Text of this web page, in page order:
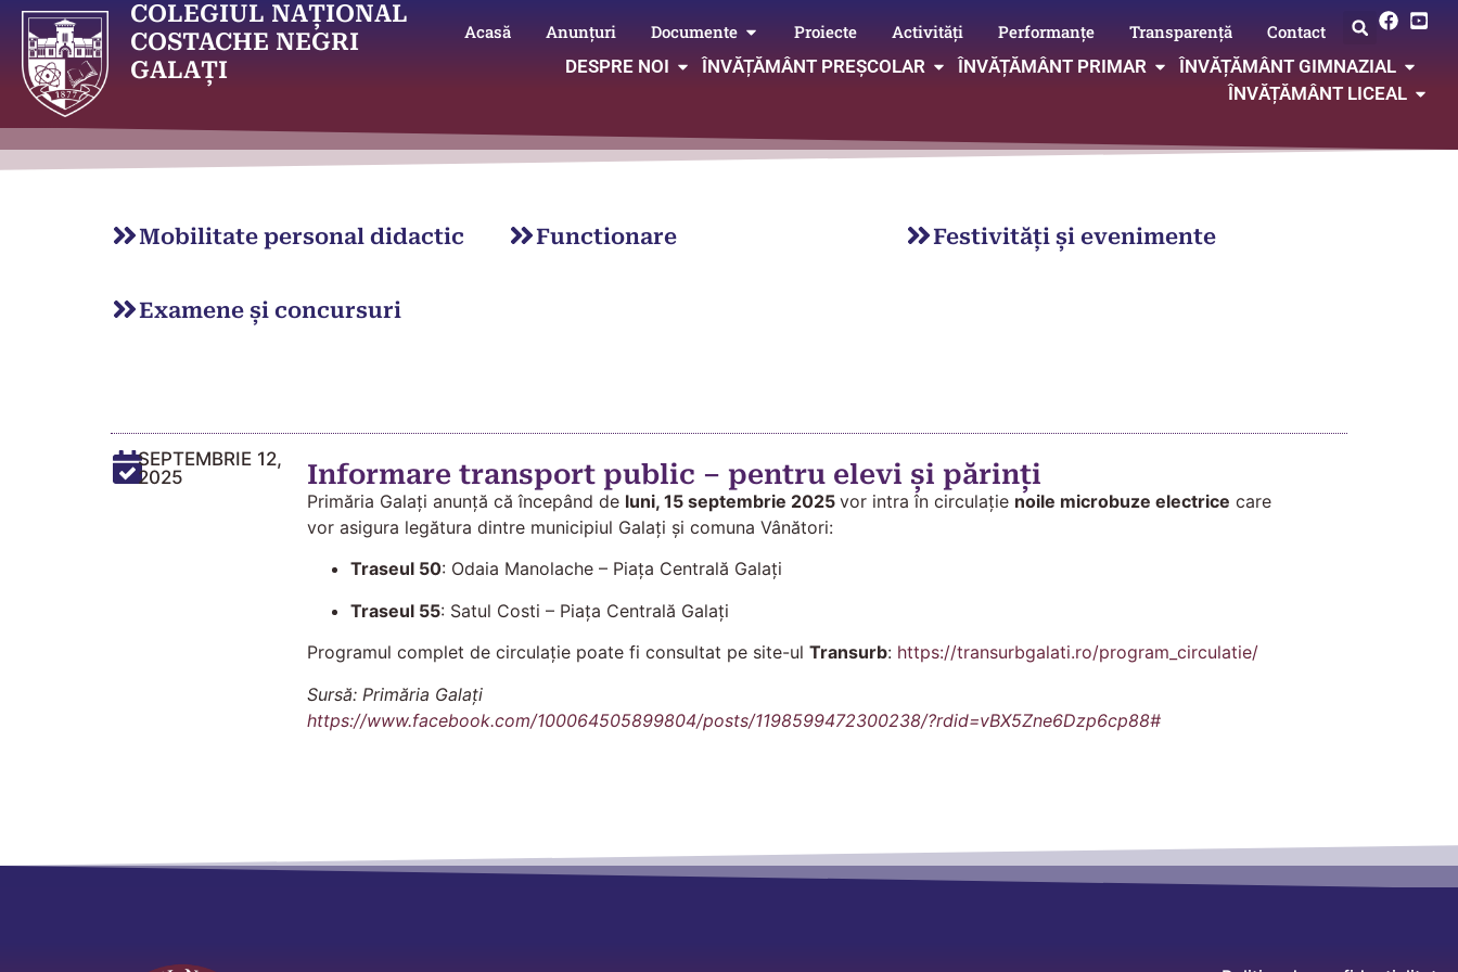
COLEGIUL NAȚIONAL
COSTACHE NEGRI
GALAȚI
Acasă Anunțuri Documente Proiecte Activități Performanțe Transparență
Contact
DESPRE NOI
ÎNVĂȚĂMÂNT PREȘCOLAR ÎNVĂȚĂMÂNT PRIMAR
ÎNVĂȚĂMÂNT GIMNAZIAL
ÎNVĂȚĂMÂNT LICEAL
Mobilitate personal didactic Functionare Festivități și evenimente
Examene și concursuri
SEPTEMBRIE 12,
2025
Informare transport public – pentru elevi și părinți
Primăria Galați anunță că începând de luni, 15 septembrie 2025 vor intra în circulație noile microbuze electrice care
vor asigura legătura dintre municipiul Galați și comuna Vânători:
Traseul 50: Odaia Manolache – Piața Centrală Galați
Traseul 55: Satul Costi – Piața Centrală Galați
Programul complet de circulație poate fi consultat pe site-ul Transurb: https://transurbgalati.ro/program_circulatie/
Sursă: Primăria Galați
https://www.facebook.com/100064505899804/posts/1198599472300238/?rdid=vBX5Zne6Dzp6cp88#